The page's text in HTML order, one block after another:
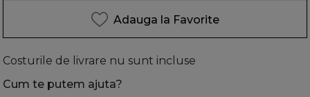
Adauga la Favorite
Costurile de livrare nu sunt incluse
Cum te putem ajuta?